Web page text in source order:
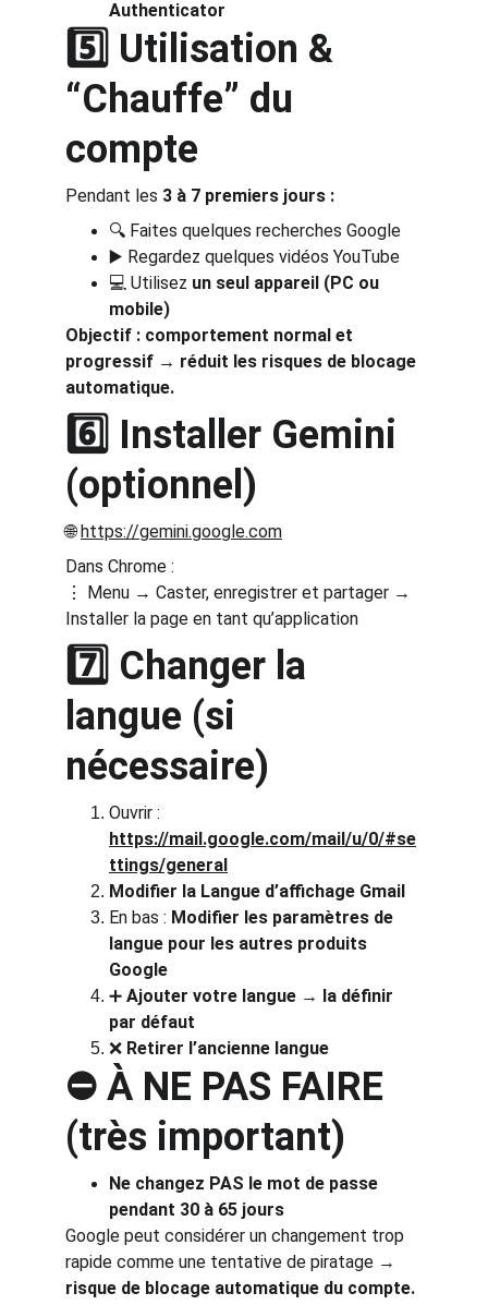
Authenticator
5️⃣ Utilisation &
“Chauffe” du
compte
Pendant les 3 à 7 premiers jours :
🔍 Faites quelques recherches Google
▶️ Regardez quelques vidéos YouTube
💻 Utilisez un seul appareil (PC ou
mobile)
Objectif : comportement normal et
progressif → réduit les risques de blocage
automatique.
6️⃣ Installer Gemini
(optionnel)
🌐 https://gemini.google.com
Dans Chrome :
⋮ Menu → Caster, enregistrer et partager →
Installer la page en tant qu’application
7️⃣ Changer la
langue (si
nécessaire)
Ouvrir :
https://mail.google.com/mail/u/0/#se
ttings/general
Modifier la Langue d’affichage Gmail
En bas : Modifier les paramètres de
langue pour les autres produits
Google
➕ Ajouter votre langue → la définir
par défaut
❌ Retirer l’ancienne langue
⛔ À NE PAS FAIRE
(très important)
Ne changez PAS le mot de passe
pendant 30 à 65 jours
Google peut considérer un changement trop
rapide comme une tentative de piratage →
risque de blocage automatique du compte.